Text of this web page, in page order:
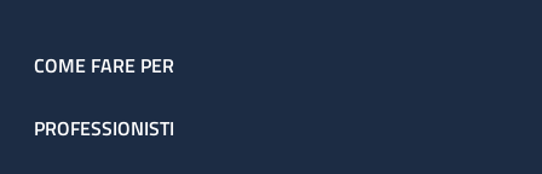
COME FARE PER
PROFESSIONISTI